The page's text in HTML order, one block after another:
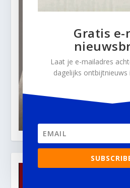
Gratis e-
Laat je e-mailadres
dagelijks ontbijtnieuws